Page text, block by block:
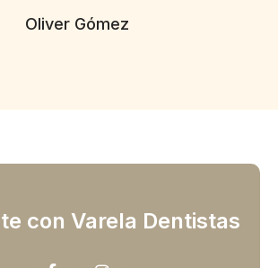
Oliver Gómez
con Varela Dentistas